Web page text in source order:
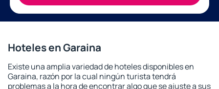
Hoteles en Garaina
Existe una amplia variedad de hoteles disponibles en
Garaina, razón por la cual ningún turista tendrá
problemas a la hora de encontrar algo que se ajuste a sus